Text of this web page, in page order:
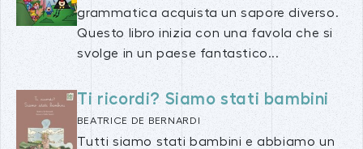
grammatica acquista un sapore diverso.
Questo libro inizia con una favola che si
svolge in un paese fantastico...
Ti ricordi? Siamo stati bambini
BEATRICE DE BERNARDI
Tutti siamo stati bambini e abbiamo un